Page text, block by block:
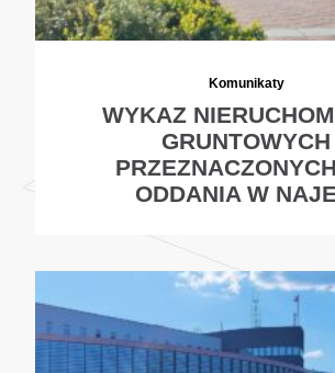
Komunikaty
WYKAZ
GRUNTOWYCH
ODDANIA W